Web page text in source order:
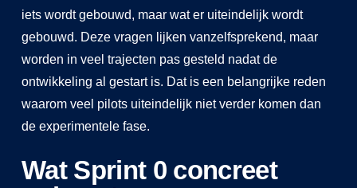
iets wordt gebouwd, maar wat er uiteindelijk wordt
gebouwd. Deze vragen lijken vanzelfsprekend, maar
worden in veel trajecten pas gesteld nadat de
ontwikkeling al gestart is. Dat is een belangrijke reden
waarom veel pilots uiteindelijk niet verder komen dan
de experimentele fase.
Wat Sprint 0 concreet